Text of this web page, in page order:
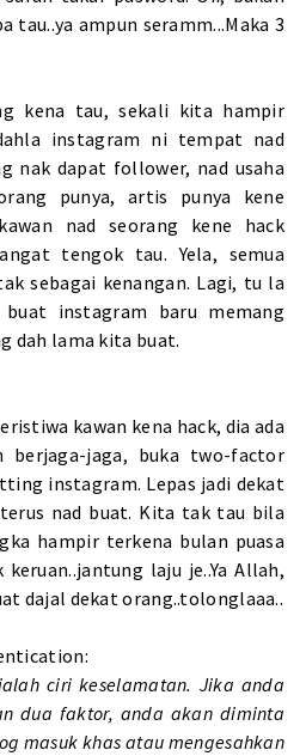
tau..ya ampun seramm...Maka 3
kena tau, sekali kita hampir
instagram ni tempat nad
nak dapat follower, nad usaha
punya, artis punya kene
nad seorang kene hack
tengok tau. Yela, semua
sebagai kenangan. Lagi, tu la
instagram baru memang
dah lama kita buat.
kawan kena hack, dia ada
berjaga-jaga, buka two-factor
instagram. Lepas jadi dekat
nad buat. Kita tak tau bila
hampir terkena bulan puasa
laju je..Ya Allah,
dajal dekat orang..tolonglaaa..
ciri keselamatan. Jika anda
dua faktor, anda akan diminta
masuk khas atau mengesahkan